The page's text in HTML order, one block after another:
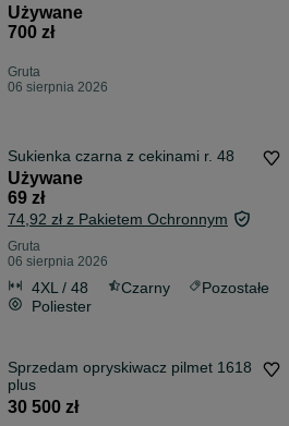
Używane
700 zł
Gruta
06 sierpnia 2026
Sukienka czarna z cekinami r. 48
Używane
69 zł
74,92 zł z Pakietem Ochronnym
Gruta
06 sierpnia 2026
4XL / 48 Czarny
Pozostałe
Poliester
Sprzedam opryskiwacz pilmet 1618
plus
30 500 zł